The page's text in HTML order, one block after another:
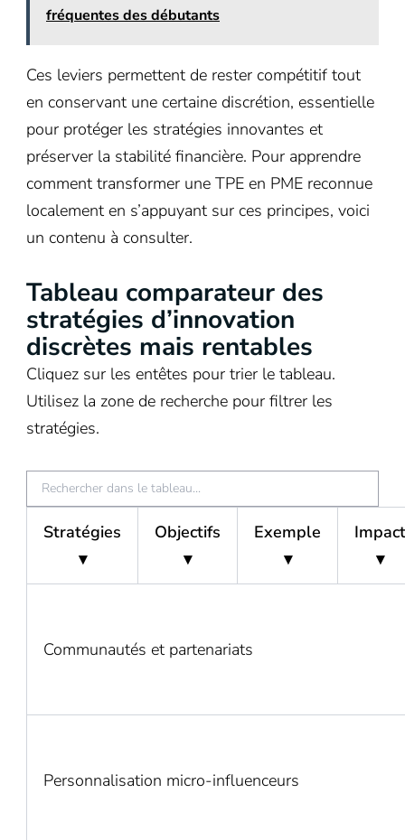
fréquentes des débutants
Ces leviers permettent de rester compétitif tout
en conservant une certaine discrétion, essentielle
pour protéger les stratégies innovantes et
préserver la stabilité financière. Pour apprendre
comment transformer une TPE en PME reconnue
localement en s’appuyant sur ces principes, voici
un contenu à consulter.
Tableau comparateur des
stratégies d’innovation
discrètes mais rentables
Cliquez sur les entêtes pour trier le tableau.
Utilisez la zone de recherche pour filtrer les
stratégies.
Filtrer
le
tableau
comparer
fonction
Stratégies
▾
Objectifs
▾
Exemple
▾
Impact
▾
Communautés et partenariats
Personnalisation micro-influenceurs